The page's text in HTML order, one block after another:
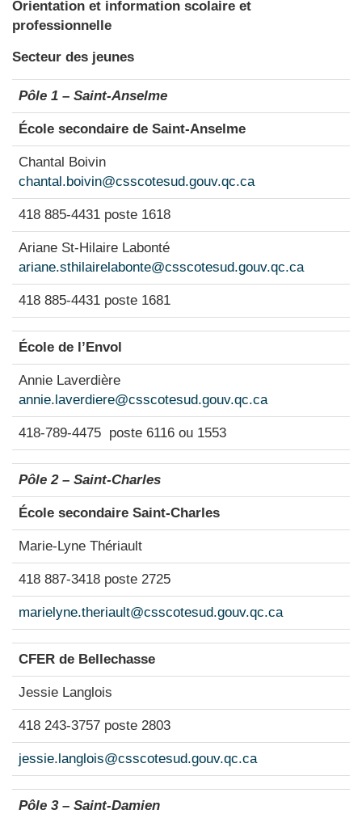
Orientation et information scolaire et
professionnelle
Secteur des jeunes
Pôle 1 – Saint-Anselme
École secondaire de Saint-Anselme
Chantal Boivin
chantal.boivin@csscotesud.gouv.qc.ca
418 885-4431 poste 1618
Ariane St-Hilaire Labonté
ariane.sthilairelabonte@csscotesud.gouv.qc.ca
418 885-4431 poste 1681
École de l’Envol
Annie Laverdière
annie.laverdiere@csscotesud.gouv.qc.ca
418-789-4475 poste 6116 ou 1553
Pôle 2 – Saint-Charles
École secondaire Saint-Charles
Marie-Lyne Thériault
418 887-3418 poste 2725
marielyne.theriault@csscotesud.gouv.qc.ca
CFER de Bellechasse
Jessie Langlois
418 243-3757 poste 2803
jessie.langlois@csscotesud.gouv.qc.ca
Pôle 3 – Saint-Damien